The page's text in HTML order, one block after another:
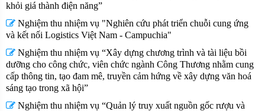
khỏi giá thành điện năng”
Nghiệm thu nhiệm vụ "Nghiên cứu phát triển chuỗi cung ứng
và kết nối Logistics Việt Nam - Campuchia"
Nghiệm thu nhiệm vụ “Xây dựng chương trình và tài liệu bồi
dưỡng cho công chức, viên chức ngành Công Thương nhằm cung
cấp thông tin, tạo đam mê, truyền cảm hứng về xây dựng văn hoá
sáng tạo trong xã hội”
Nghiệm thu nhiệm vụ “Quản lý truy xuất nguồn gốc rượu và